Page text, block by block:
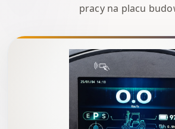
pracy na placu